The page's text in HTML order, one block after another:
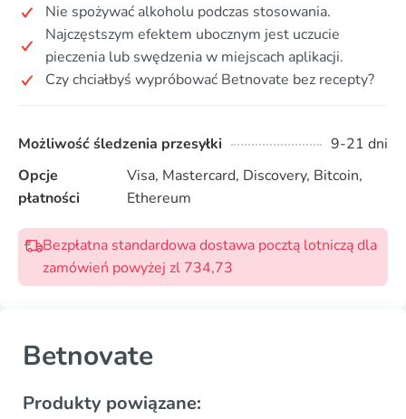
Nie spożywać alkoholu podczas stosowania.
Najczęstszym efektem ubocznym jest uczucie
pieczenia lub swędzenia w miejscach aplikacji.
Czy chciałbyś wypróbować Betnovate bez recepty?
Możliwość śledzenia przesyłki
9-21 dni
Opcje
płatności
Visa, Mastercard, Discovery, Bitcoin,
Ethereum
Bezpłatna standardowa dostawa pocztą lotniczą dla
zamówień powyżej zl 734,73
Betnovate
Produkty powiązane: